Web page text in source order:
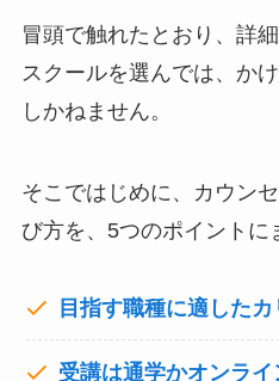
冒頭で触れたとおり、詳
スクールを選んでは、か
しかねません。
そこではじめに、カウン
び方を、5つのポイントに
目指す職種に適した
受講は通学かオンライ